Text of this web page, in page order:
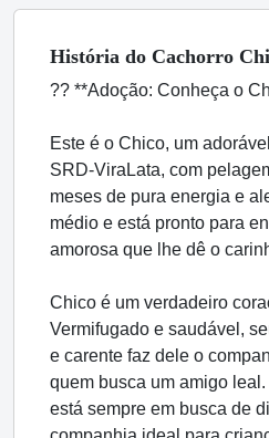
História do Cachorro
?? **Adoção: Conheça o
Este é o Chico, um
SRD-ViraLata, com
meses de pura energia e
médio e está pronto para
amorosa que lhe dê o
Chico é um verdadeiro
Vermifugado e saudável,
e carente faz dele o
quem busca um amigo
está sempre em busca de